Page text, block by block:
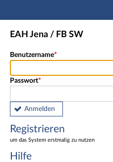
EAH Jena / FB SW
Benutzername
Passwort
Anmelden
Registrieren
um das System erstmalig zu nutzen
Hilfe